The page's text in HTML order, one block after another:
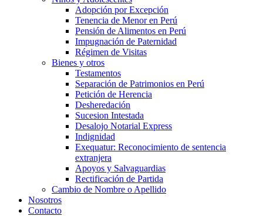
Adopción por Excepción
Tenencia de Menor en Perú
Pensión de Alimentos en Perú
Impugnación de Paternidad
Régimen de Visitas
Bienes y otros
Testamentos
Separación de Patrimonios en Perú
Petición de Herencia
Desheredación
Sucesion Intestada
Desalojo Notarial Express
Indignidad
Exequatur: Reconocimiento de sentencia
extranjera
Apoyos y Salvaguardias
Rectificación de Partida
Cambio de Nombre o Apellido
Nosotros
Contacto